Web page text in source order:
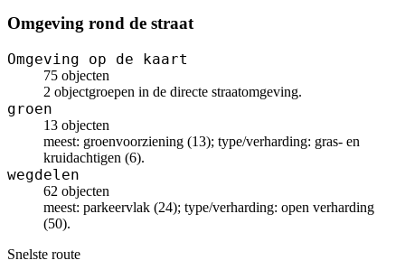
Omgeving rond de straat
Omgeving op de kaart
75 objecten
2 objectgroepen in de directe straatomgeving.
groen
13 objecten
meest: groenvoorziening (13); type/verharding: gras- en
kruidachtigen (6).
wegdelen
62 objecten
meest: parkeervlak (24); type/verharding: open verharding
(50).
Snelste route